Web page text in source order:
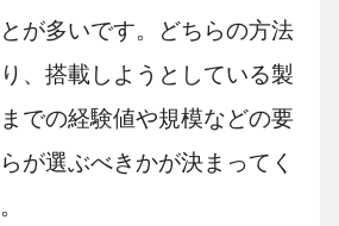
が多いです。どちらの方法
、搭載しようとしている製
での経験値や規模などの要
が選ぶべきかが決まってく